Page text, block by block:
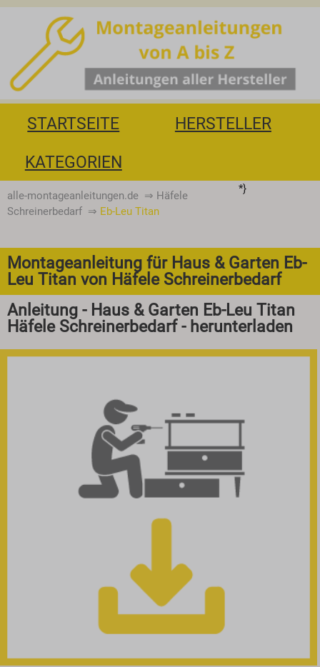
STARTSEITE
HERSTELLER
KATEGORIEN
alle-montageanleitungen.de ⇒ Häfele
Schreinerbedarf ⇒ Eb-Leu Titan
Montageanleitung für Haus & Garten Eb-
Leu Titan von Häfele Schreinerbedarf
Anleitung - Haus & Garten Eb-Leu Titan
Häfele Schreinerbedarf - herunterladen
*}